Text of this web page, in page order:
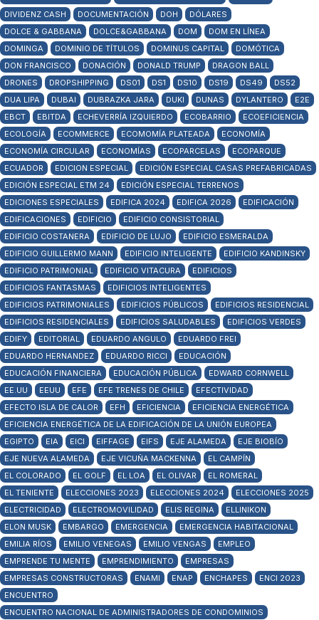
DIVIDENZ CASH
DOCUMENTACIÓN DOH
DÓLARES
DOLCE & GABBANA
DOLCE&GABBANA DOM
DOM EN LÍNEA
DOMINGA
DOMINIO DE TÍTULOS DOMINUS CAPITAL
DOMÓTICA
DON FRANCISCO
DONACIÓN DONALD TRUMP
DRAGON BALL
DRONES
DROPSHIPPING DS01 DS1 DS10 DS19 DS49
DS52
DUA LIPA
DUBAI DUBRAZKA JARA DUKI DUNAS DYLANTERO
E2E
EBCT
EBITDA ECHEVERRÍA IZQUIERDO ECOBARRIO
ECOEFICIENCIA
ECOLOGÍA
ECOMMERCE ECOMOMÍA PLATEADA
ECONOMÍA
ECONOMÍA CIRCULAR
ECONOMÍAS ECOPARCELAS
ECOPARQUE
ECUADOR
EDICION ESPECIAL
EDICIÓN ESPECIAL CASAS PREFABRICADAS
EDICIÓN ESPECIAL ETM 24
EDICIÓN ESPECIAL TERRENOS
EDICIONES ESPECIALES
EDIFICA 2024 EDIFICA 2026
EDIFICACIÓN
EDIFICACIONES
EDIFICIO
EDIFICIO CONSISTORIAL
EDIFICIO COSTANERA
EDIFICIO DE LUJO
EDIFICIO ESMERALDA
EDIFICIO GUILLERMO MANN
EDIFICIO INTELIGENTE
EDIFICIO KANDINSKY
EDIFICIO PATRIMONIAL
EDIFICIO VITACURA
EDIFICIOS
EDIFICIOS FANTASMAS
EDIFICIOS INTELIGENTES
EDIFICIOS PATRIMONIALES
EDIFICIOS PÚBLICOS
EDIFICIOS RESIDENCIAL
EDIFICIOS RESIDENCIALES
EDIFICIOS SALUDABLES
EDIFICIOS VERDES
EDIFY
EDITORIAL EDUARDO ANGULO
EDUARDO FREI
EDUARDO HERNANDEZ
EDUARDO RICCI
EDUCACIÓN
EDUCACIÓN FINANCIERA
EDUCACIÓN PÚBLICA
EDWARD CORNWELL
EE.UU
EEUU EFE EFE TRENES DE CHILE
EFECTIVIDAD
EFECTO ISLA DE CALOR
EFH EFICIENCIA
EFICIENCIA ENERGÉTICA
EFICIENCIA ENERGÉTICA DE LA EDIFICACIÓN DE LA UNIÓN EUROPEA
EGIPTO
EIA EICI EIFFAGE EIFS EJE ALAMEDA
EJE BIOBÍO
EJE NUEVA ALAMEDA
EJE VICUÑA MACKENNA
EL CAMPÍN
EL COLORADO
EL GOLF EL LOA EL OLIVAR
EL ROMERAL
EL TENIENTE
ELECCIONES 2023 ELECCIONES 2024
ELECCIONES 2025
ELECTRICIDAD
ELECTROMOVILIDAD ELIS REGINA
ELLINIKON
ELON MUSK
EMBARGO EMERGENCIA
EMERGENCIA HABITACIONAL
EMILIA RÍOS
EMILIO VENEGAS EMILIO VENGAS
EMPLEO
EMPRENDE TU MENTE
EMPRENDIMIENTO
EMPRESAS
EMPRESAS CONSTRUCTORAS
ENAMI ENAP ENCHAPES
ENCI 2023
ENCUENTRO
ENCUENTRO NACIONAL DE ADMINISTRADORES DE CONDOMINIOS